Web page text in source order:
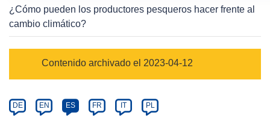
ventana)
¿Cómo pueden los productores pesqueros hacer frente al
cambio climático?
Category
Contenido archivado el 2023-04-12
Article
available
DE EN ES FR IT PL